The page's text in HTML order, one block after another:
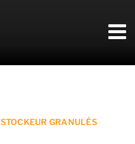
STOCKEUR GRANULÉS